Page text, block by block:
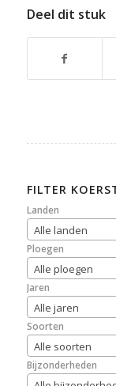
Deel dit stuk
FILTER
Landen
Alle landen
Ploegen
Alle ploegen
Jaren
Alle jaren
Soorten
Alle soorten
Bijzonderheden